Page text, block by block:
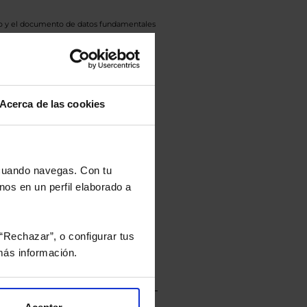
Acerca de las cookies
navegas. Con tu
en un perfil elaborado a
o configurar tus
información.
y el documento de datos fundamentales
de Valor Liquidativo de la sesión
en la divisa Euro.
un estudio gratuito